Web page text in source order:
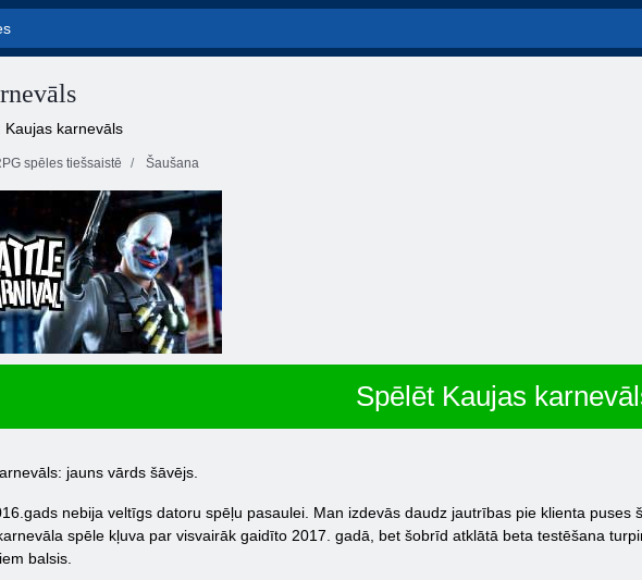
Kaujas karnevāls
spēles tiešsaistē Šaušana
Spēlēt Kaujas
jauns vārds šāvējs.
nebija veltīgs datoru spēļu pasaulei. Man izdevās daudz jautrības pie klienta
spēle kļuva par visvairāk gaidīto 2017. gadā, bet šobrīd atklātā beta testēšana
balsis.